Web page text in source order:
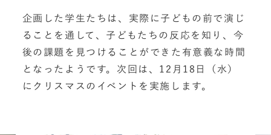
企画した学生たちは、実際に子どもの前で演じ
ることを通して、子どもたちの反応を知り、今
後の課題を見つけることができた有意義な時間
となったようです。次回は、12月18日（水）
にクリスマスのイベントを実施します。